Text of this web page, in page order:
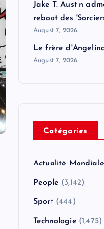
Jake T. Austin
reboot des
August 7, 2026
Le frère
August 7, 2026
Catégories
Actualité Mondiale
People (3,142)
Sport(444)
Technologie (1,475)